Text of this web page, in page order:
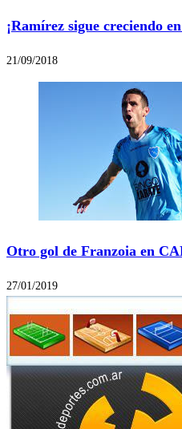
¡Ramírez sigue creciendo
21/09/2018
Otro gol de Franzoia en
27/01/2019